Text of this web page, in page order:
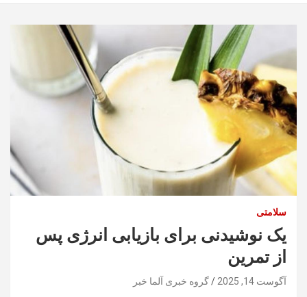
سلامتی
یک نوشیدنی برای بازیابی انرژی پس
از تمرین
آگوست 14, 2025 گروه خبری آلما خبر